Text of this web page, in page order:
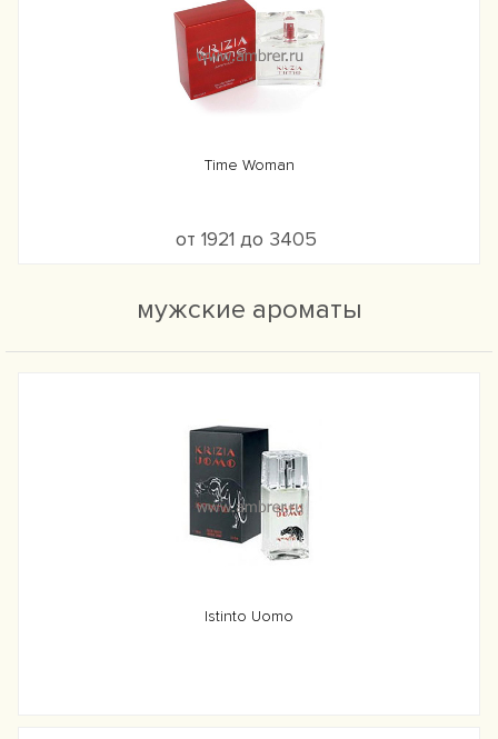
Time Woman
от 1921 до 3405
мужские ароматы
Istinto Uomo